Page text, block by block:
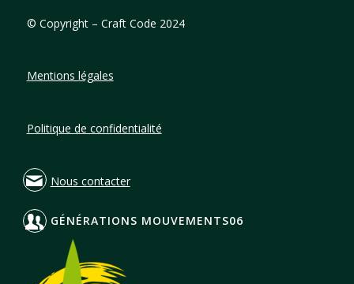
© Copyright – Craft Code 2024
Mentions légales
Politique de confidentialité
Nous contacter
GÉNÉRATIONS MOUVEMENTS06